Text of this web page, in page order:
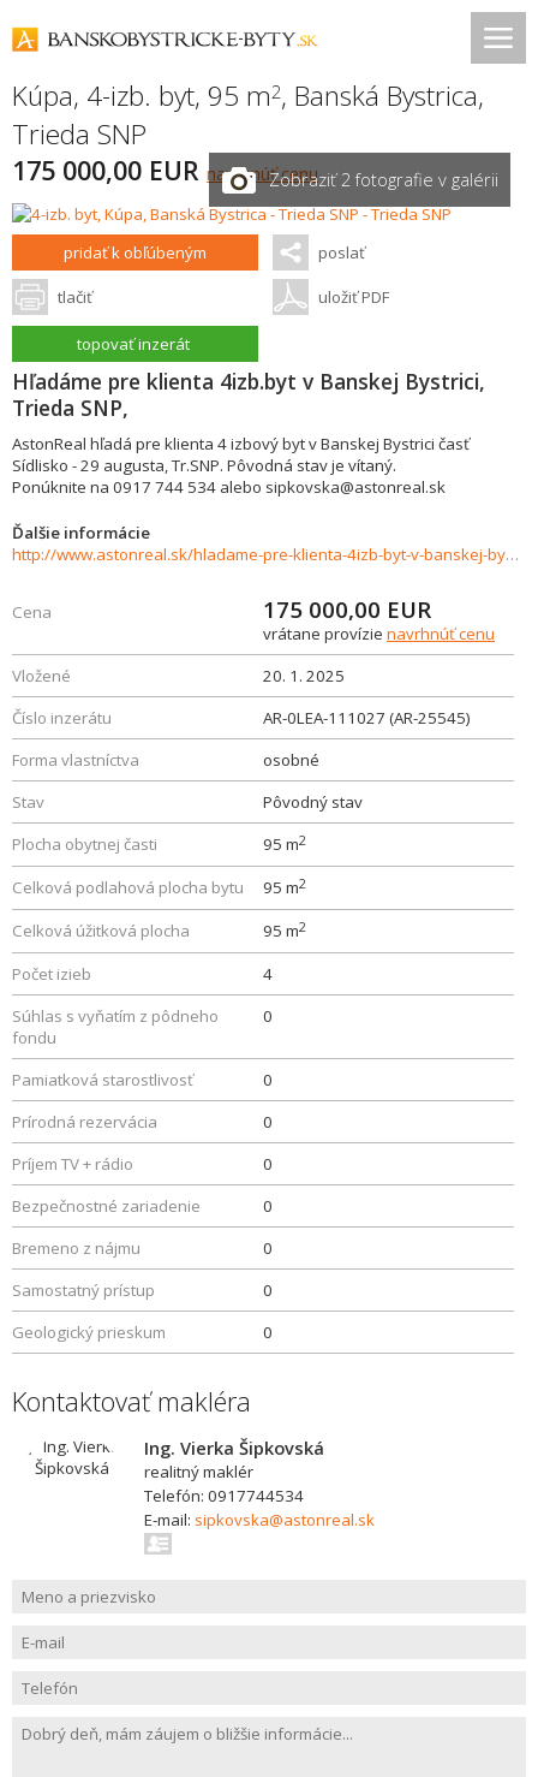
Kúpa, 4-izb. byt, 95 m2, Banská Bystrica,
Trieda SNP
175 000,00 EUR navrhnúť cenuZobraziť 2 fotografie v galérii
pridať k obľúbeným poslať
tlačiť uložiť PDF
topovať inzerát
Hľadáme pre klienta 4izb.byt v Banskej Bystrici,
Trieda SNP,
AstonReal hľadá pre klienta 4 izbový byt v Banskej Bystrici časť
Sídlisko - 29 augusta, Tr.SNP. Pôvodná stav je vítaný.
Ponúknite na 0917 744 534 alebo sipkovska@astonreal.sk
Ďalšie informácie
http://www.astonreal.sk/hladame-pre-klienta-4izb-byt-v-banskej-bystrici-trieda-snp--879321
Cena 175 000,00 EUR
vrátane provízie navrhnúť cenu
Vložené
20. 1. 2025
Číslo inzerátu
AR-0LEA-111027 (AR-25545)
Forma vlastníctva
osobné
Stav
Pôvodný stav
Plocha obytnej časti
95 m2
Celková podlahová plocha bytu 95 m2
Celková úžitková plocha 95 m2
Počet izieb
4
Súhlas s vyňatím z pôdneho
fondu
0
Pamiatková starostlivosť
0
Prírodná rezervácia
0
Príjem TV + rádio
0
Bezpečnostné zariadenie
0
Bremeno z nájmu
0
Samostatný prístup
0
Geologický prieskum
0
Kontaktovať makléra
Ing. Vierka Šipkovská
realitný maklér
Telefón: 0917744534
E-mail: sipkovska@astonreal.sk